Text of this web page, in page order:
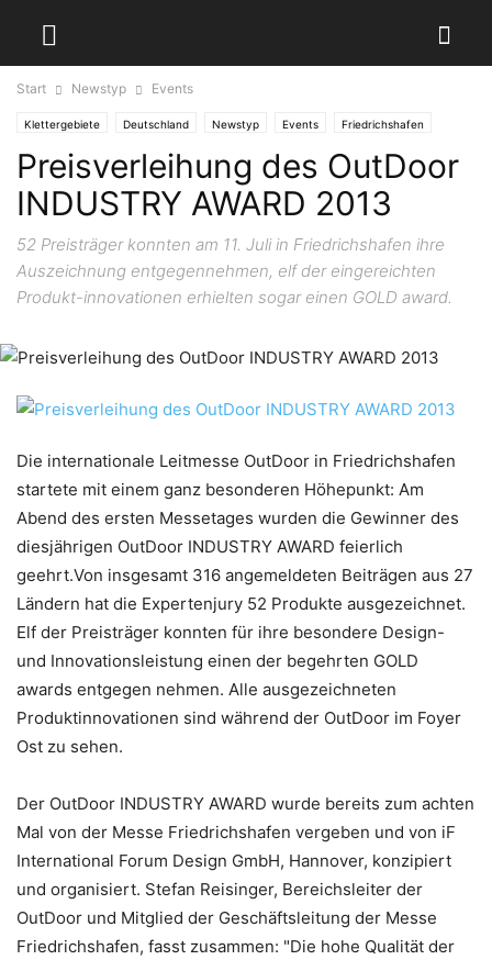
Start Newstyp Events
Klettergebiete Deutschland Newstyp Events Friedrichshafen
Preisverleihung des OutDoor
INDUSTRY AWARD 2013
52 Preisträger konnten am 11. Juli in Friedrichshafen ihre
Auszeichnung entgegennehmen, elf der eingereichten
Produkt-innovationen erhielten sogar einen GOLD award.
Die internationale Leitmesse OutDoor in Friedrichshafen
startete mit einem ganz besonderen Höhepunkt: Am
Abend des ersten Messetages wurden die Gewinner des
diesjährigen OutDoor INDUSTRY AWARD feierlich
geehrt.Von insgesamt 316 angemeldeten Beiträgen aus 27
Ländern hat die Expertenjury 52 Produkte ausgezeichnet.
Elf der Preisträger konnten für ihre besondere Design-
und Innovationsleistung einen der begehrten GOLD
awards entgegen nehmen. Alle ausgezeichneten
Produktinnovationen sind während der OutDoor im Foyer
Ost zu sehen.
Der OutDoor INDUSTRY AWARD wurde bereits zum achten
Mal von der Messe Friedrichshafen vergeben und von iF
International Forum Design GmbH, Hannover, konzipiert
und organisiert. Stefan Reisinger, Bereichsleiter der
OutDoor und Mitglied der Geschäftsleitung der Messe
Friedrichshafen, fasst zusammen: "Die hohe Qualität der